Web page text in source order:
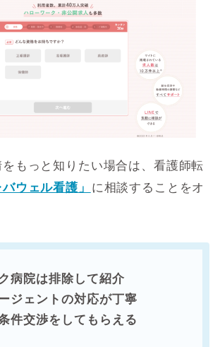
もっと知りたい場合は、看護師転
バウェル看護」
に相談することをオ
病院は排除して紹介
ジェントの対応が丁寧
件交渉をしてもらえる